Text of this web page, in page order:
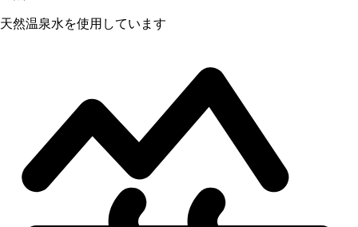
天然温泉水を使用しています